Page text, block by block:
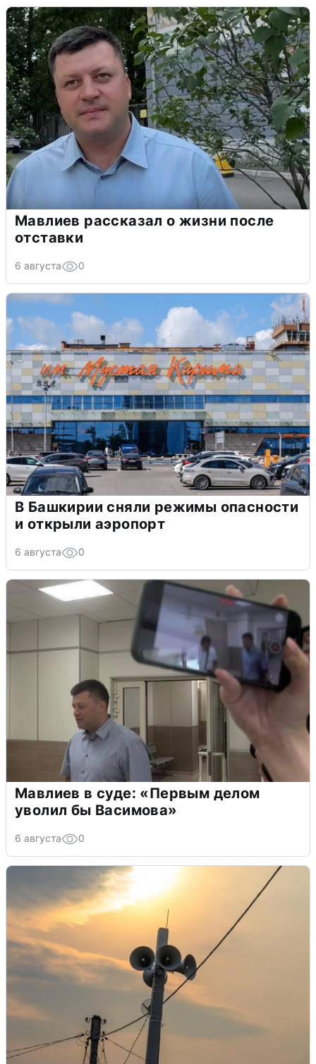
Мавлиев рассказал о жизни после
отставки
6 августа 0
В Башкирии сняли режимы опасности
и открыли аэропорт
6 августа 0
Мавлиев в суде: «Первым делом
уволил бы Васимова»
6 августа 0